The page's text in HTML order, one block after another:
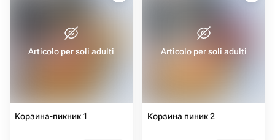
Articolo per soli adulti
Корзина-пикник 1
Articolo per soli adulti
Корзина пиник 2